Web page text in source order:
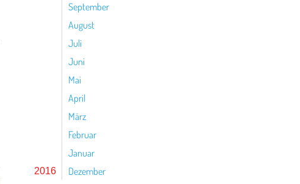
September
August
Juli
Juni
Mai
April
März
Februar
Januar
2016 Dezember